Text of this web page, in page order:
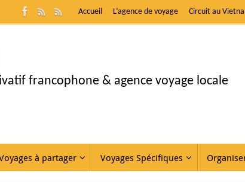
Accueil L’agence de voyage Circuit au
francophone & agence voyage locale
à partager Voyages Spécifiques